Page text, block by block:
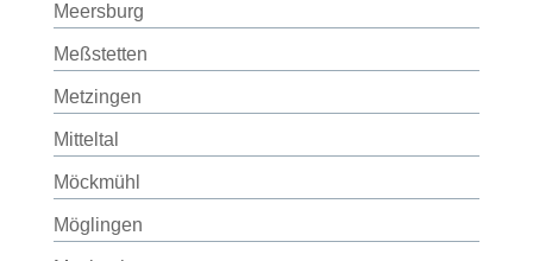
Meersburg
Meßstetten
Metzingen
Mitteltal
Möckmühl
Möglingen